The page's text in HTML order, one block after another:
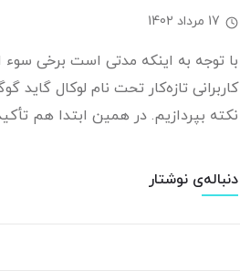
17 مرداد 1402
با توجه به اینکه مدتی است برخی
کاربرانی تازه‌کار تحت نام لوکال گاید
نکته بپردازیم. در همین ابتدا هم
دنباله‌ی نوشتار